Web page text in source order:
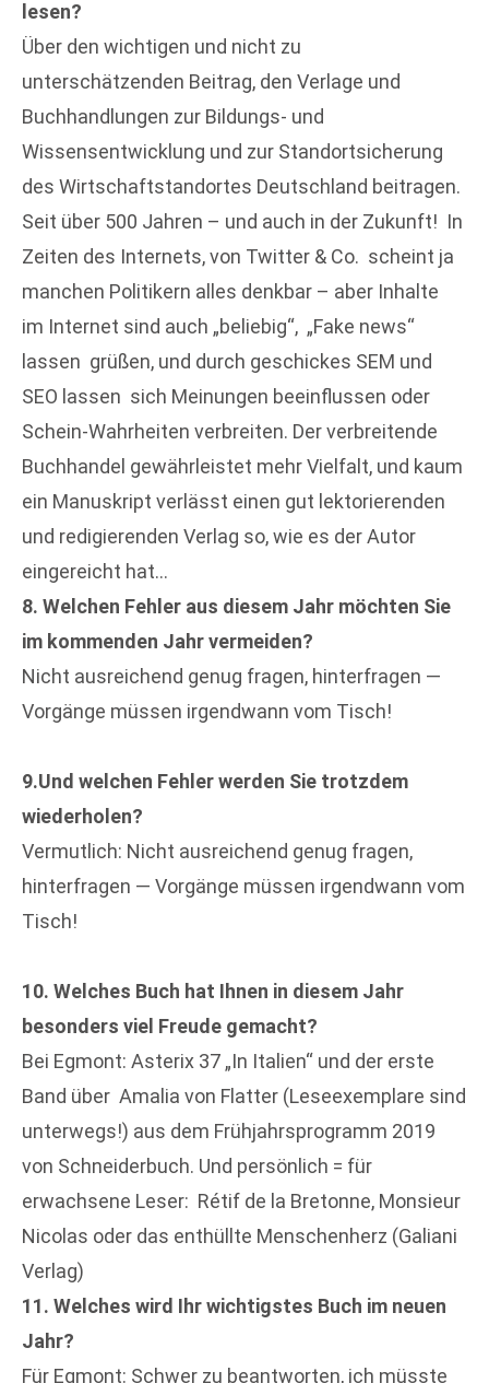
lesen?
Über den wichtigen und nicht zu
unterschätzenden Beitrag, den Verlage und
Buchhandlungen zur Bildungs- und
Wissensentwicklung und zur Standortsicherung
des Wirtschaftstandortes Deutschland beitragen.
Seit über 500 Jahren – und auch in der Zukunft! In
Zeiten des Internets, von Twitter & Co. scheint ja
manchen Politikern alles denkbar – aber Inhalte
im Internet sind auch „beliebig“, „Fake news“
lassen grüßen, und durch geschickes SEM und
SEO lassen sich Meinungen beeinflussen oder
Schein-Wahrheiten verbreiten. Der verbreitende
Buchhandel gewährleistet mehr Vielfalt, und kaum
ein Manuskript verlässt einen gut lektorierenden
und redigierenden Verlag so, wie es der Autor
eingereicht hat…
8. Welchen Fehler aus diesem Jahr möchten Sie
im kommenden Jahr vermeiden?
Nicht ausreichend genug fragen, hinterfragen —
Vorgänge müssen irgendwann vom Tisch!
9.Und welchen Fehler werden Sie trotzdem
wiederholen?
Vermutlich: Nicht ausreichend genug fragen,
hinterfragen — Vorgänge müssen irgendwann vom
Tisch!
10. Welches Buch hat Ihnen in diesem Jahr
besonders viel Freude gemacht?
Bei Egmont: Asterix 37 „In Italien“ und der erste
Band über Amalia von Flatter (Leseexemplare sind
unterwegs!) aus dem Frühjahrsprogramm 2019
von Schneiderbuch. Und persönlich = für
erwachsene Leser: Rétif de la Bretonne, Monsieur
Nicolas oder das enthüllte Menschenherz (Galiani
Verlag)
11. Welches wird Ihr wichtigstes Buch im neuen
Jahr?
Für Egmont: Schwer zu beantworten, ich müsste